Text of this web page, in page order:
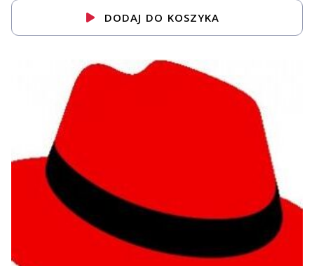
DODAJ DO KOSZYKA